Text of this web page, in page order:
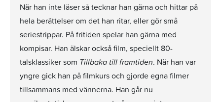
När han inte läser så tecknar han gärna och hittar på
hela berättelser om det han ritar, eller gör små
seriestrippar. På fritiden spelar han gärna med
kompisar. Han älskar också film, speciellt 80-
talsklassiker som Tillbaka till framtiden. När han var
yngre gick han på filmkurs och gjorde egna filmer
tillsammans med vännerna. Han går nu